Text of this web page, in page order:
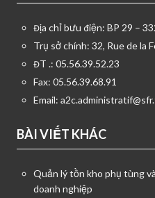
Địa chỉ bưu điện: BP 29 –
Trụ sở chính: 32, Rue de la
ĐT .: 05.56.39.52.23
Fax: 05.56.39.68.91
Email:
BÀI VIẾT KHÁC
Quản lý tồn kho phụ tùng
doanh nghiệp